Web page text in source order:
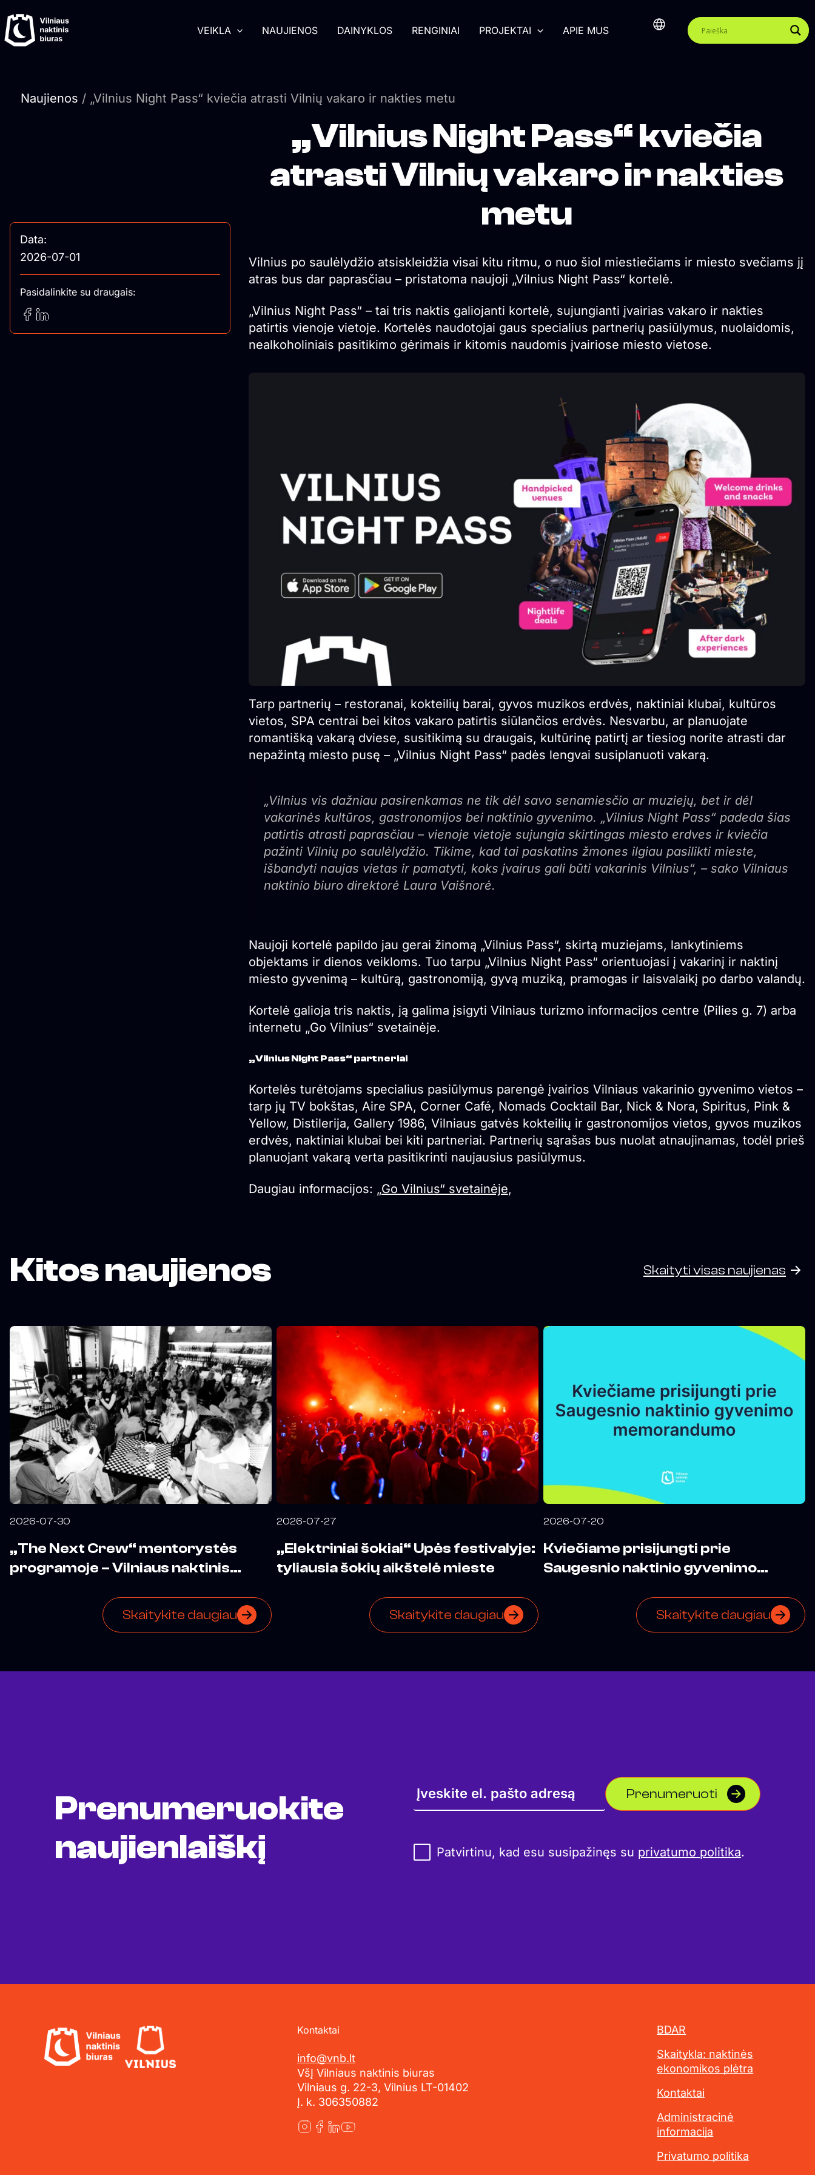
prie
turinio
VEIKLA NAUJIENOS DAINYKLOS RENGINIAI PROJEKTAI APIE MUS
Naujienos / „Vilnius Night Pass“ kviečia atrasti Vilnių vakaro ir nakties metu
Data:
2026-07-01
Pasidalinkite su draugais:
„Vilnius Night Pass“ kviečia
atrasti Vilnių vakaro ir nakties
metu
Vilnius po saulėlydžio atsiskleidžia visai kitu ritmu, o nuo šiol miestiečiams ir miesto svečiams jį
atras bus dar paprasčiau – pristatoma naujoji „Vilnius Night Pass“ kortelė.
„Vilnius Night Pass“ – tai tris naktis galiojanti kortelė, sujungianti įvairias vakaro ir nakties
patirtis vienoje vietoje. Kortelės naudotojai gaus specialius partnerių pasiūlymus, nuolaidomis,
nealkoholiniais pasitikimo gėrimais ir kitomis naudomis įvairiose miesto vietose.
Tarp partnerių – restoranai, kokteilių barai, gyvos muzikos erdvės, naktiniai klubai, kultūros
vietos, SPA centrai bei kitos vakaro patirtis siūlančios erdvės. Nesvarbu, ar planuojate
romantišką vakarą dviese, susitikimą su draugais, kultūrinę patirtį ar tiesiog norite atrasti dar
nepažintą miesto pusę – „Vilnius Night Pass“ padės lengvai susiplanuoti vakarą.
„Vilnius vis dažniau pasirenkamas ne tik dėl savo senamiesčio ar muziejų, bet ir dėl
vakarinės kultūros, gastronomijos bei naktinio gyvenimo. „Vilnius Night Pass“ padeda šias
patirtis atrasti paprasčiau – vienoje vietoje sujungia skirtingas miesto erdves ir kviečia
pažinti Vilnių po saulėlydžio. Tikime, kad tai paskatins žmones ilgiau pasilikti mieste,
išbandyti naujas vietas ir pamatyti, koks įvairus gali būti vakarinis Vilnius“, – sako Vilniaus
naktinio biuro direktorė Laura Vaišnorė.
Naujoji kortelė papildo jau gerai žinomą „Vilnius Pass“, skirtą muziejams, lankytiniems
objektams ir dienos veikloms. Tuo tarpu „Vilnius Night Pass“ orientuojasi į vakarinį ir naktinį
miesto gyvenimą – kultūrą, gastronomiją, gyvą muziką, pramogas ir laisvalaikį po darbo valandų.
Kortelė galioja tris naktis, ją galima įsigyti Vilniaus turizmo informacijos centre (Pilies g. 7) arba
internetu „Go Vilnius“ svetainėje.
„Vilnius Night Pass“ partneriai
Kortelės turėtojams specialius pasiūlymus parengė įvairios Vilniaus vakarinio gyvenimo vietos –
tarp jų TV bokštas, Aire SPA, Corner Café, Nomads Cocktail Bar, Nick & Nora, Spiritus, Pink &
Yellow, Distilerija, Gallery 1986, Vilniaus gatvės kokteilių ir gastronomijos vietos, gyvos muzikos
erdvės, naktiniai klubai bei kiti partneriai. Partnerių sąrašas bus nuolat atnaujinamas, todėl prieš
planuojant vakarą verta pasitikrinti naujausius pasiūlymus.
Daugiau informacijos: „Go Vilnius“ svetainėje,
Kitos naujienos Skaityti visas naujienas
2026-07-30
„The Next Crew“ mentorystės
programoje – Vilniaus naktinis
Skaitykite daugiau
2026-07-27
„Elektriniai šokiai“ Upės festivalyje:
tyliausia šokių aikštelė mieste
Skaitykite daugiau
2026-07-20
Kviečiame prisijungti prie
Saugesnio naktinio gyvenimo
Skaitykite daugiau
Prenumeruokite
naujienlaiškį
Prenumeruoti
Patvirtinu, kad esu susipažinęs su privatumo politika.
Kontaktai
info@vnb.lt
VšĮ Vilniaus naktinis biuras
Vilniaus g. 22-3, Vilnius LT-01402
Į. k. 306350882
BDAR
Skaitykla: naktinės
ekonomikos plėtra
Kontaktai
Administracinė
informacija
Privatumo politika